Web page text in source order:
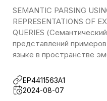
SEMANTIC PARSING
REPRESENTATIONS OF
QUERIES
представлений
языке в пространстве
EP4411563A1
2024-08-07